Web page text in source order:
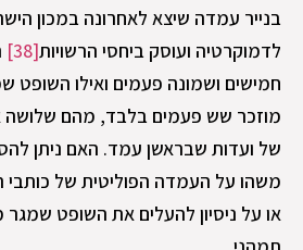
בנייר עמדה שיצא לאחרונה במכון
לדמוקרטיה ועוסק ביחסי הרשויות[38]
חמישים ושמונה פעמים ואילו השופט
מוזכר שש פעמים בלבד, מהם שלושה
של ועדות שבראשן עמד. האם ניתן
משהו על העמדה הפוליטית של
או על ניסיון להעלים את השופט